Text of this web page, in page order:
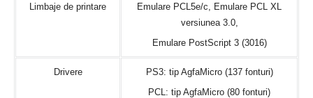
Limbaje de printare
Emulare PCL5e/c, Emulare PCL XL
versiunea 3.0,
Emulare PostScript 3 (3016)
Drivere
PS3: tip AgfaMicro (137 fonturi)
PCL: tip AgfaMicro (80 fonturi)